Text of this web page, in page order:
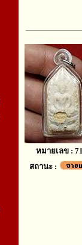
หมายเลข :
สถานะ :